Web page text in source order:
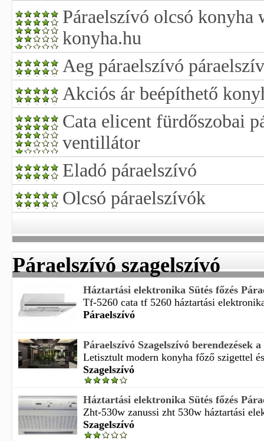
Páraelszívó olcsó konyha
konyha.hu
Aeg páraelszívó
Akciós ár beépíthető
Cata elicent fürdőszobai
ventillátor
Eladó páraelszívó
Olcsó páraelszívók
Páraelszívó szagelszívó
Háztartási elektronika Sütés főzés
Tf-5260 cata tf 5260 háztartási
Páraelszívó
Páraelszívó Szagelszívó berendezések
Letisztult modern konyha főző szigettel
Szagelszívó
Háztartási elektronika Sütés főzés
Zht-530w zanussi zht 530w háztartási
Szagelszívó